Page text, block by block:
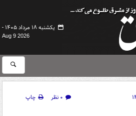
یکشنبه ۱۸ مرداد ۱۴۰۵ -
Aug 9 2026
۰ نظر
چاپ